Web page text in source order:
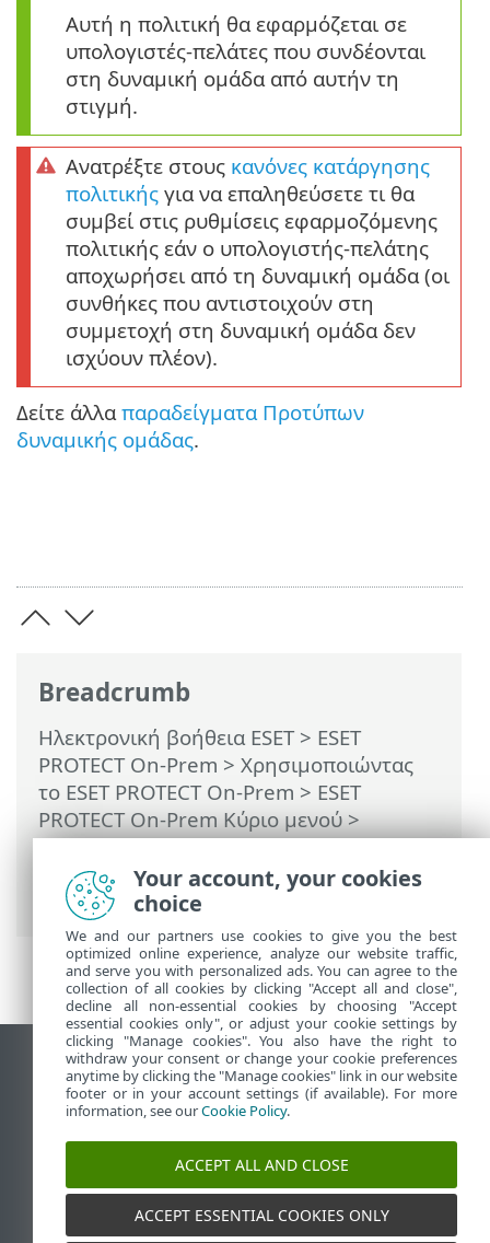
Breadcrumb
Ηλεκτρονική βοήθεια ESET> ESET
PROTECT On-Prem > Χρησιμοποιώντας
το ESET PROTECT On-Prem > ESET
PROTECT On-Prem Κύριο μενού>
Περισσότερα >Πρότυπα δυναμικής
ομάδας> Πώς να αυτοματοποιήσετε το
ESET PROTECT On-Prem
Αυτή η πολιτική θα εφαρμόζεται σε
υπολογιστές-πελάτες που συνδέονται
στη δυναμική ομάδα από αυτήν τη
στιγμή.
Ανατρέξτε στους κανόνες κατάργησης
πολιτικής για να επαληθεύσετε τι θα
συμβεί στις ρυθμίσεις εφαρμοζόμενης
πολιτικής εάν ο υπολογιστής-πελάτης
αποχωρήσει από τη δυναμική ομάδα (οι
συνθήκες που αντιστοιχούν στη
συμμετοχή στη δυναμική ομάδα δεν
ισχύουν πλέον).
Δείτε άλλα παραδείγματα Προτύπων
δυναμικής ομάδας.
Προβολή ιστότοπου επιφάνειας εργασίας
End of Life
Γνωσιακή βάση ESET
Ομάδα συζήτησης ESET
ESET Status Portal
Τοπική υποστήριξη
Your account, your cookies
choice
We and our partners use cookies to give you the best
optimized online experience, analyze our website traffic,
and serve you with personalized ads. You can agree to the
collection of all cookies by clicking "Accept all and close",
decline all non-essential cookies by choosing "Accept
essential cookies only", or adjust your cookie settings by
clicking "Manage cookies". You also have the right to
withdraw your consent or change your cookie preferences
anytime by clicking the "Manage cookies" link in our website
footer or in your account settings (if available). For more
information, see ourCookie Policy.
ACCEPT ALL AND CLOSE
ACCEPT ESSENTIAL COOKIES ONLY